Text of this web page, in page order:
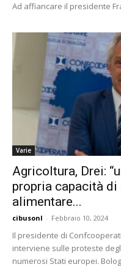
Ad affiancare il presidente
Varie
Agricoltura, Drei:
propria capacità
alimentare...
cibusonl - Febbraio 10, 2024
Il presidente di
interviene sulle proteste
numerosi Stati europei.